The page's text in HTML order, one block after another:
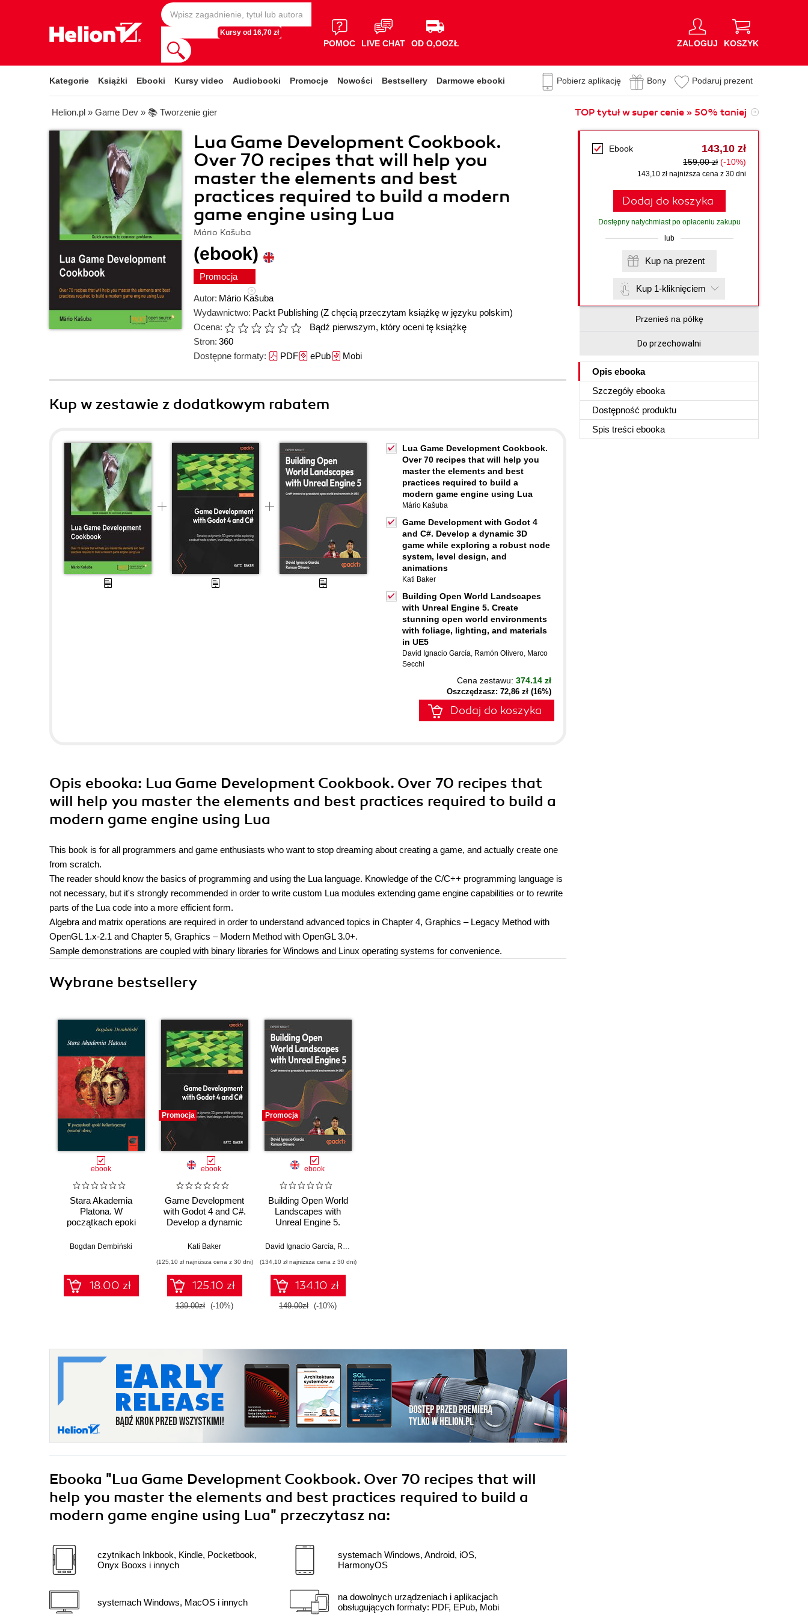
Kursy od 16,70 zł
POMOC LIVE CHAT OD O,OOZŁ ZALOGUJ KOSZYK
Kategorie Książki Ebooki Kursy video Audiobooki Promocje Nowości Bestsellery Darmowe ebooki Pobierz aplikację Bony Podaruj prezent
Helion.pl » Game Dev » 📚 Tworzenie gier TOP tytuł w super cenie » 50% taniej
Lua Game Development Cookbook.
Over 70 recipes that will help you
master the elements and best
practices required to build a modern
game engine using Lua
Mário Kašuba
(ebook)
Promocja
Autor: Mário Kašuba
Wydawnictwo: Packt Publishing (Z chęcią przeczytam książkę w języku polskim)
Ocena:
Bądź pierwszym, który oceni tę książkę
Stron: 360
Dostępne formaty: PDFePubMobi
Ebook 143,10 zł
159,00 zł (-10%)
143,10 zł najniższa cena z 30 dni
Dodaj do koszyka
Dostępny natychmiast po opłaceniu zakupu
lub
Kup na prezent
Kup 1-kliknięciem
Przenieś na półkę
Do przechowalni
Opis ebooka
Szczegóły ebooka
Dostępność produktu
Spis treści ebooka
Kup w zestawie z dodatkowym rabatem
Lua Game Development Cookbook.
Over 70 recipes that will help you
master the elements and best
practices required to build a
modern game engine using Lua
Mário Kašuba
Game Development with Godot 4
and C#. Develop a dynamic 3D
game while exploring a robust node
system, level design, and
animations
Kati Baker
Building Open World Landscapes
with Unreal Engine 5. Create
stunning open world environments
with foliage, lighting, and materials
in UE5
David Ignacio García, Ramón Olivero, Marco
Secchi
Cena zestawu: 374.14 zł
Oszczędzasz: 72,86 zł (16%)
Dodaj do koszyka
Opis ebooka: Lua Game Development Cookbook. Over 70 recipes that
will help you master the elements and best practices required to build a
modern game engine using Lua
This book is for all programmers and game enthusiasts who want to stop dreaming about creating a game, and actually create one
from scratch.
The reader should know the basics of programming and using the Lua language. Knowledge of the C/C++ programming language is
not necessary, but it's strongly recommended in order to write custom Lua modules extending game engine capabilities or to rewrite
parts of the Lua code into a more efficient form.
Algebra and matrix operations are required in order to understand advanced topics in Chapter 4, Graphics – Legacy Method with
OpenGL 1.x-2.1 and Chapter 5, Graphics – Modern Method with OpenGL 3.0+.
Sample demonstrations are coupled with binary libraries for Windows and Linux operating systems for convenience.
Wybrane bestsellery
ebook
Stara Akademia
Platona. W
początkach epoki
(ostatni okres)
Bogdan Dembiński
18.00 zł
Promocja
ebook
Game Development
with Godot 4 and C#.
Develop a dynamic
exploring a robust
design, and
animations
Kati Baker
(125,10 zł najniższa cena z 30 dni)
125.10 zł
139.00zł (-10%)
Promocja
ebook
Building Open World
Landscapes with
Unreal Engine 5.
world environments
and materials in UE5
David Ignacio García, Ramón Olivero
(134,10 zł najniższa cena z 30 dni)
134.10 zł
149.00zł (-10%)
Ebooka "Lua Game Development Cookbook. Over 70 recipes that will
help you master the elements and best practices required to build a
modern game engine using Lua" przeczytasz na:
czytnikach Inkbook, Kindle, Pocketbook,
Onyx Booxs i innych
systemach Windows, MacOS i innych
systemach Windows, Android, iOS,
HarmonyOS
na dowolnych urządzeniach i aplikacjach
obsługujących formaty: PDF, EPub, Mobi